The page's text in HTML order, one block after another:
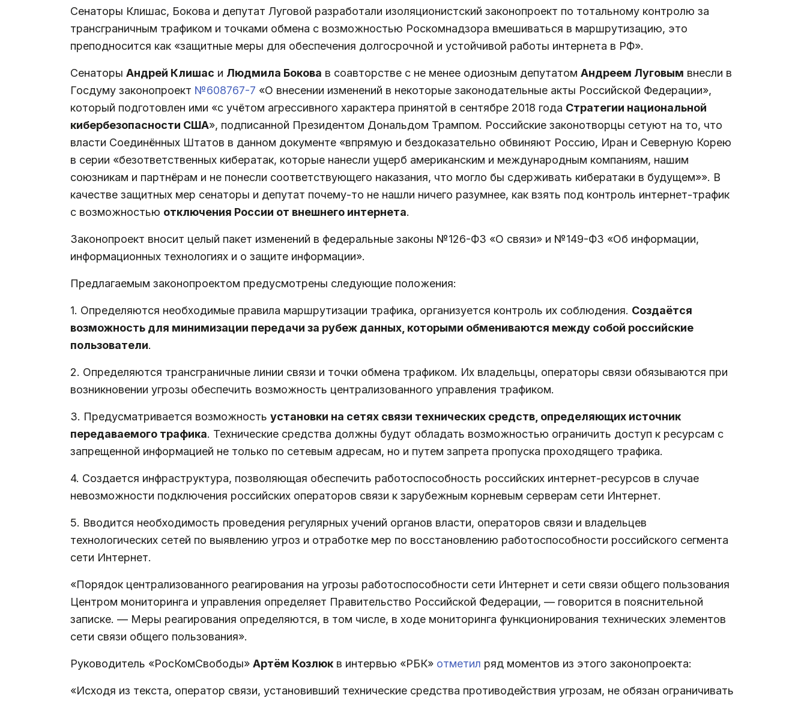
Сенаторы Клишас, Бокова и депутат Луговой разработали изоляционистский законопроект по тотальному контролю за
трансграничным трафиком и точками обмена с возможностью Роскомнадзора вмешиваться в маршрутизацию, это
преподносится как «защитные меры для обеспечения долгосрочной и устойчивой работы интернета в РФ».
Сенаторы Андрей Клишас и Людмила Бокова в соавторстве с не менее одиозным депутатом Андреем Луговым внесли в
Госдуму законопроект №608767-7 «О внесении изменений в некоторые законодательные акты Российской Федерации»,
который подготовлен ими «с учётом агрессивного характера принятой в сентябре 2018 года Стратегии национальной
кибербезопасности США», подписанной Президентом Дональдом Трампом. Российские законотворцы сетуют на то, что
власти Соединённых Штатов в данном документе «впрямую и бездоказательно обвиняют Россию, Иран и Северную Корею
в серии «безответственных кибератак, которые нанесли ущерб американским и международным компаниям, нашим
союзникам и партнёрам и не понесли соответствующего наказания, что могло бы сдерживать кибератаки в будущем»». В
качестве защитных мер сенаторы и депутат почему-то не нашли ничего разумнее, как взять под контроль интернет-трафик
с возможностью отключения России от внешнего интернета.
Законопроект вносит целый пакет изменений в федеральные законы №126-ФЗ «О связи» и №149-ФЗ «Об информации,
информационных технологиях и о защите информации».
Предлагаемым законопроектом предусмотрены следующие положения:
1. Определяются необходимые правила маршрутизации трафика, организуется контроль их соблюдения. Создаётся
возможность для минимизации передачи за рубеж данных, которыми обмениваются между собой российские
пользователи.
2. Определяются трансграничные линии связи и точки обмена трафиком. Их владельцы, операторы связи обязываются при
возникновении угрозы обеспечить возможность централизованного управления трафиком.
3. Предусматривается возможность установки на сетях связи технических средств, определяющих источник
передаваемого трафика. Технические средства должны будут обладать возможностью ограничить доступ к ресурсам с
запрещенной информацией не только по сетевым адресам, но и путем запрета пропуска проходящего трафика.
4. Создается инфраструктура, позволяющая обеспечить работоспособность российских интернет-ресурсов в случае
невозможности подключения российских операторов связи к зарубежным корневым серверам сети Интернет.
5. Вводится необходимость проведения регулярных учений органов власти, операторов связи и владельцев
технологических сетей по выявлению угроз и отработке мер по восстановлению работоспособности российского сегмента
сети Интернет.
«Порядок централизованного реагирования на угрозы работоспособности сети Интернет и сети связи общего пользования
Центром мониторинга и управления определяет Правительство Российской Федерации, — говорится в пояснительной
записке. — Меры реагирования определяются, в том числе, в ходе мониторинга функционирования технических элементов
сети связи общего пользования».
Руководитель «РосКомСвободы» Артём Козлюк в интервью «РБК» отметил ряд моментов из этого законопроекта:
«Исходя из текста, оператор связи, установивший технические средства противодействия угрозам, не обязан ограничивать